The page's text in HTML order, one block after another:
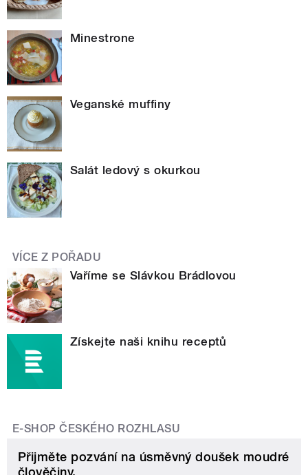
Minestrone
Veganské muffiny
Salát ledový s okurkou
VÍCE Z POŘADU
Vaříme se Slávkou Brádlovou
Získejte naši knihu receptů
E-SHOP ČESKÉHO ROZHLASU
Přijměte pozvání na úsměvný doušek moudré
člověčiny.